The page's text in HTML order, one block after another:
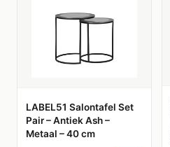
LABEL51 Salontafel Set
Pair – Antiek Ash –
Metaal – 40 cm